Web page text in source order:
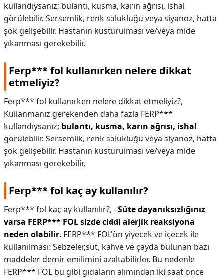
kullandıysanız; bulantı, kusma, karın ağrısı, ishal
görülebilir. Sersemlik, renk solukluğu veya siyanoz, hatta
şok gelişebilir. Hastanın kusturulması ve/veya mide
yıkanması gerekebilir.
Ferp*** fol kullanırken nelere dikkat
etmeliyiz?
Ferp*** fol kullanırken nelere dikkat etmeliyiz?,
Kullanmanız gerekenden daha fazla FERP***
kullandıysanız; bulantı, kusma, karın ağrısı, ishal
görülebilir. Sersemlik, renk solukluğu veya siyanoz, hatta
şok gelişebilir. Hastanın kusturulması ve/veya mide
yıkanması gerekebilir.
Ferp*** fol kaç ay kullanılır?
Ferp*** fol kaç ay kullanılır?, -Süte dayanıksızlığınız
varsa FERP*** FOL sizde ciddi alerjik reaksiyona
neden olabilir. FERP*** FOL'ün yiyecek ve içecek ile
kullanılması: Sebzeler,süt, kahve ve çayda bulunan bazı
maddeler demir emilimini azaltabilirler. Bu nedenle
FERP*** FOL bu gibi gıdaların alımından iki saat önce